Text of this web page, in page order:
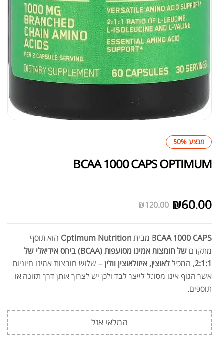
מבצע 50%
BCAA 1000 CAPS OPTIMUM
₪120.00 ₪60.00
BCAA 1000 CAPS מביתOptimum Nutrition הוא תוסף
מתקדם
של חומצות אמינו מסועפות (BCAA) ביחס אידיאלי של
2:1:1, המכיללאוצין, איזולאוצין וולין– שלוש חומצות אמינו חיוניות
אשר הגוף אינו מסוגל לייצר לבד ולכן יש לצרוך אותן דרך תזונה או
תוספים.
המלאי אזל